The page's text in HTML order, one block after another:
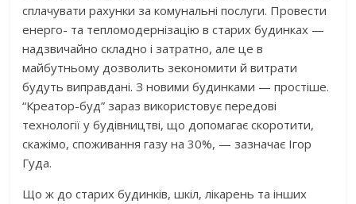
сплачувати рахунки за комунальні послуги. Провести
енерго- та тепломодернізацію в старих будинках —
надзвичайно складно і затратно, але це в
майбутньому дозволить зекономити й витрати
будуть виправдані. З новими будинками — простіше.
“Креатор-буд” зараз використовує передові
технології у будівництві, що допомагає скоротити,
скажімо, споживання газу на 30%, — зазначає Ігор
Гуда.
Що ж до старих будинків, шкіл, лікарень та інших